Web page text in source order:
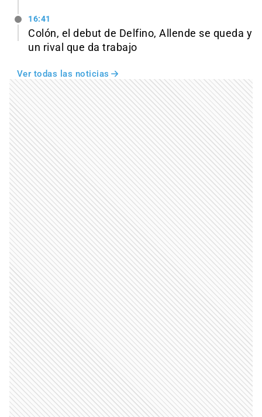
16:41
Colón, el debut de Delfino, Allende se queda y
un rival que da trabajo
Ver todas las noticias